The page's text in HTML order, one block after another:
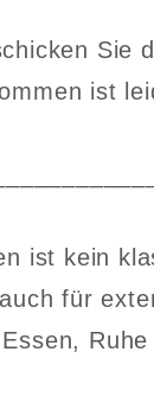
Sie
ist
ist kein
für